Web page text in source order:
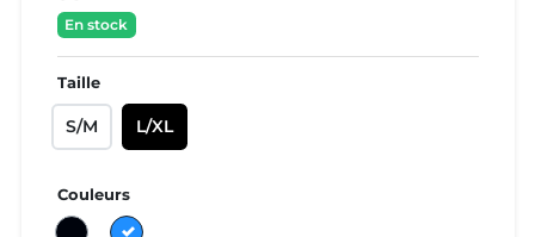
En stock
Taille
S/M L/XL
Couleurs
Noir
Bleu